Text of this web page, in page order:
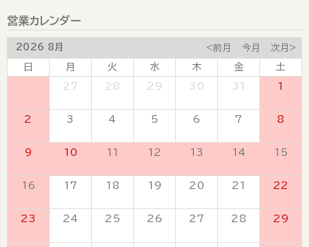
営業カレンダー
2026 8月 <前月 今月 次月>
日 月 火 水 木 金
土
27 28 29 30 31 1
2 3 4 5 6 7 8
9 10 11 12 13 14 15
16 17 18 19 20 21 22
23 24 25 26 27 28 29